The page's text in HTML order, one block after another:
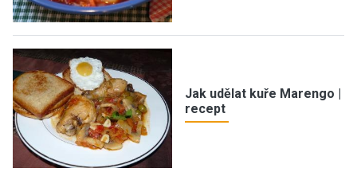
Jak udělat kuře Marengo |
recept